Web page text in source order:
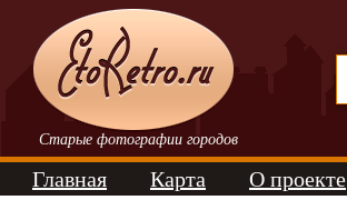
Старые фотографии городов
Главная Карта О проекте